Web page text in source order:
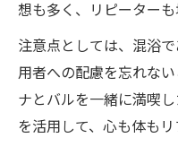
想も多く、リピーターも
注意点としては、混浴
用者への配慮を忘れな
ナとバルを一緒に満喫
を活用して、心も体も